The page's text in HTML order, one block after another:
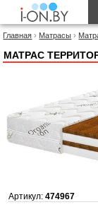
Главная › Матрасы ›
МАТРАС
Артикул:474967